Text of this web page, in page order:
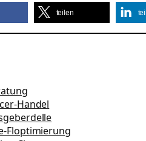
teilen
Handel
Floptimierung